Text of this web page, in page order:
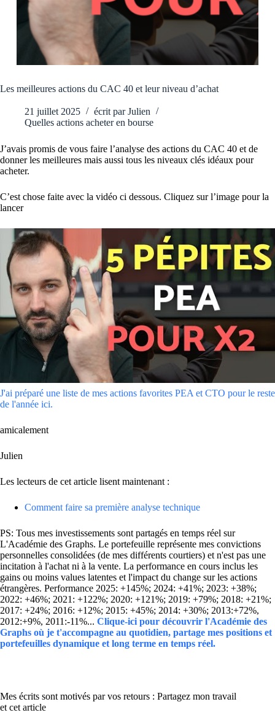
Les meilleures actions du CAC 40 et leur niveau d’achat
21 juillet 2025 écrit par Julien
Quelles actions acheter en bourse
J’avais promis de vous faire l’analyse des actions du CAC 40 et de
donner les meilleures mais aussi tous les niveaux clés idéaux pour
acheter.
C’est chose faite avec la vidéo ci dessous. Cliquez sur l’image pour la
lancer
J'ai préparé une liste de mes actions favorites PEA et CTO pour le reste
de l'année ici.
amicalement
Julien
Les lecteurs de cet article lisent maintenant :
Comment faire sa première analyse technique
PS: Tous mes investissements sont partagés en temps réel sur
L'Académie des Graphs. Le portefeuille représente mes convictions
personnelles consolidées (de mes différents courtiers) et n'est pas une
incitation à l'achat ni à la vente. La performance en cours inclus les
gains ou moins values latentes et l'impact du change sur les actions
étrangères. Performance 2025: +145%; 2024: +41%; 2023: +38%;
2022: +46%; 2021: +122%; 2020: +121%; 2019: +79%; 2018: +21%;
2017: +24%; 2016: +12%; 2015: +45%; 2014: +30%; 2013:+72%,
2012:+9%, 2011:-11%... Clique-ici pour découvrir l'Académie des
Graphs où je t'accompagne au quotidien, partage mes positions et
portefeuilles dynamique et long terme en temps réel.
Mes écrits sont motivés par vos retours : Partagez mon travail
et cet article